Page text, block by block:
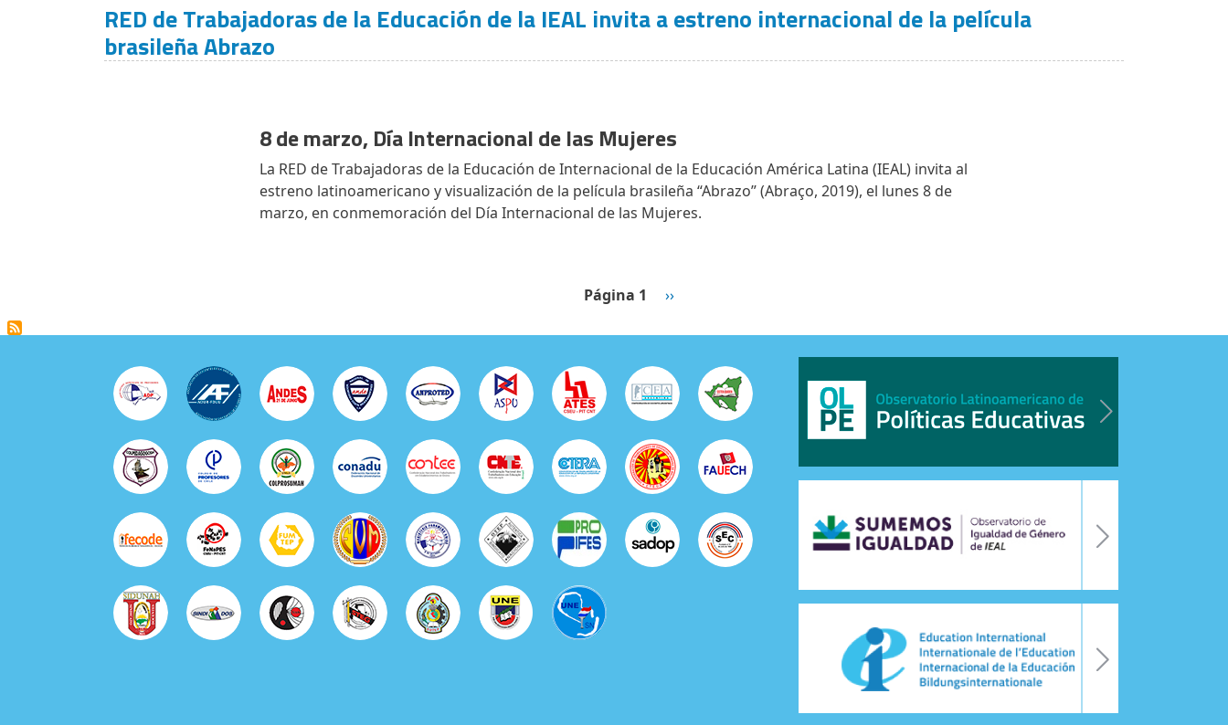
RED de Trabajadoras de la Educación de la IEAL invita a estreno internacional de la película
brasileña Abrazo
8 de marzo, Día Internacional de las Mujeres
La RED de Trabajadoras de la Educación de Internacional de la Educación América Latina (IEAL) invita al
estreno latinoamericano y visualización de la película brasileña “Abrazo” (Abraço, 2019), el lunes 8 de
marzo, en conmemoración del Día Internacional de las Mujeres.
Página 1 Siguiente página
››